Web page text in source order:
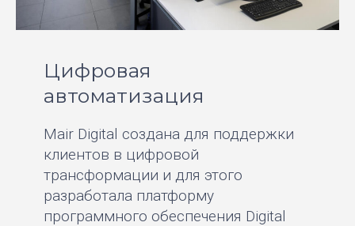
Цифровая
автоматизация
Mair Digital создана для поддержки
клиентов в цифровой
трансформации и для этого
разработала платформу
программного обеспечения Digital